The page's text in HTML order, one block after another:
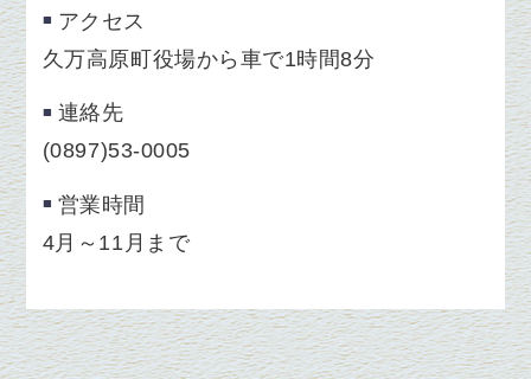
アクセス
久万高原町役場から車で1時間8分
連絡先
(0897)53-0005
営業時間
4月～11月まで